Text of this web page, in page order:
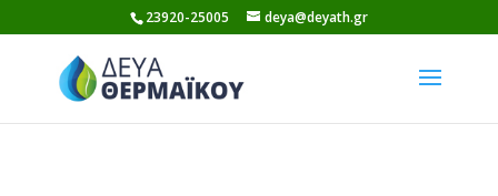
to
content
23920-25005 deya@deyath.gr